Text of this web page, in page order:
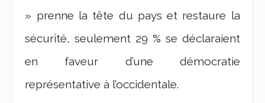
» prenne la tête du pays et restaure la
sécurité, seulement 29 % se déclaraient
en faveur d’une démocratie
représentative à l’occidentale.